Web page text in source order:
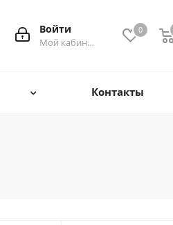
0
Войти
Мой кабинет
Контакты